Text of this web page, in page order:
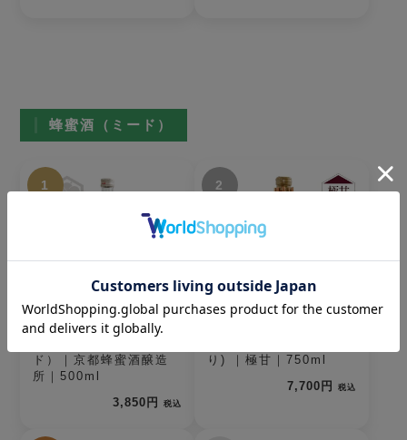
蜂蜜酒（ミード）
1
ド）｜京都蜂蜜酒醸造
所｜500ml
3,850円
税込
2
り) ｜極甘｜750ml
7,700円
税込